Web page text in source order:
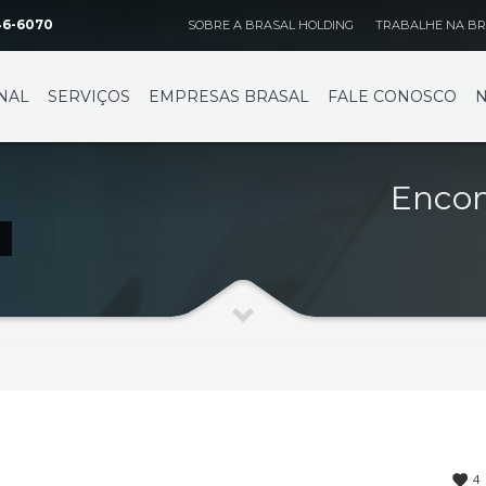
INCORPORAÇÕES
2 Lote 630
Quadra 248 Nº 61 Lote 22
3414-8989
BRASAL VEÍCULOS
SIA
QNN 30 Área Especial F
Pistão Sul CSG 9
Fone: (61) 3030-6666
6070 SOBRE A BRASAL HOLDING TRABALHE NA
SERVIÇOS EMPRESAS BRASAL FALE CONOSCO
4